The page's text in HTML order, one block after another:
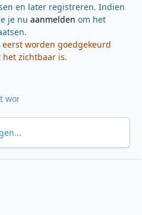
en later registreren. Indien
je nu aanmelden om het
eerst worden goedgekeurd
zichtbaar is.